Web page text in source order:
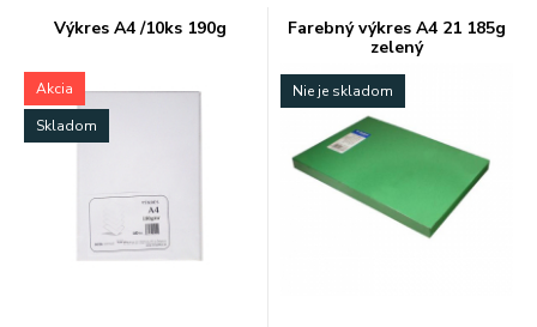
Výkres A4 /10ks 190g
Akcia
Skladom
Farebný výkres A4 21 185g
zelený
Nie je skladom